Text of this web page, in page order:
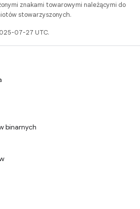
znakami towarowymi należącymi do
stowarzyszonych.
07-27 UTC.
binarnych